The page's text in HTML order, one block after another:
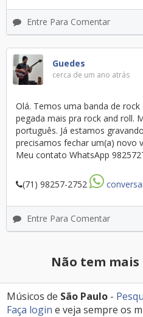
Entre Para Comentar
Guedes
cerca de um ano atrás
Olá. Temos uma banda de
pegada mais pra rock and roll.
português. Já estamos
precisamos fechar um(a) novo
Meu contato WhatsApp
(71) 98257-2752
Entre Para Comentar
Não tem
Músicos de São Paulo -
Faça login e veja sempre os